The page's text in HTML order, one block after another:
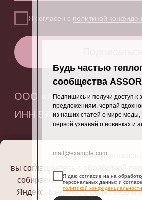
Я даю согласие на на
персональных данных и
политикой конфиденциальности
Будь частью
сообщества
Подпишись и получи доступ к
предложениям, черпай
из наших статей о мире моды,
первой узнавай о новинках и
Продолжая
вы соглашаетесь
с обработкой
собираемых посредством
Яндекс. Метрика, в целях